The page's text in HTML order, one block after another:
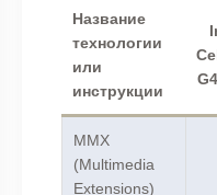
Название
технологии
или
инструкции
MMX
(Multimedia
Extensions)